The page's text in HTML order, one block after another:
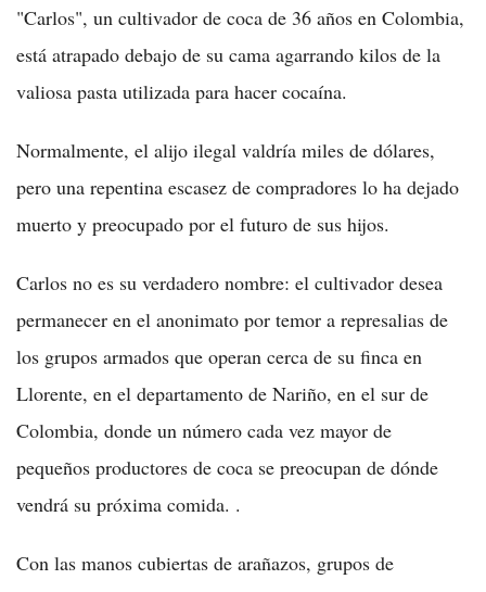
"Carlos", un cultivador de coca de 36 años en Colombia,
está atrapado debajo de su cama agarrando kilos de la
valiosa pasta utilizada para hacer cocaína.
Normalmente, el alijo ilegal valdría miles de dólares,
pero una repentina escasez de compradores lo ha dejado
muerto y preocupado por el futuro de sus hijos.
Carlos no es su verdadero nombre: el cultivador desea
permanecer en el anonimato por temor a represalias de
los grupos armados que operan cerca de su finca en
Llorente, en el departamento de Nariño, en el sur de
Colombia, donde un número cada vez mayor de
pequeños productores de coca se preocupan de dónde
vendrá su próxima comida. .
Con las manos cubiertas de arañazos, grupos de